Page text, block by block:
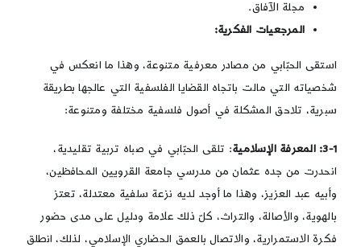
مجلة الآفاق.
المرجعيات الفكرية:
استقى الحبّابي من مصادر معرفية متنوعة، وهذا ما انعكس في
شخصياته التي مالت باتجاه القضايا الفلسفية التي عالجها بطريقة
سبرية، تلاحق المشكلة في أصول فلسفية مختلفة ومتنوعة:
3-1: المعرفة الإسلامية
: تلقى الحبّابي في صباه تربية تقليدية،
انحدرت من جده عثمان من مدرسي جامعة القرويين المحافظين،
وأبيه عبد العزيز، وهذا ما أوجد لديه نزعة سلفية معتدلة، تعتز
بالهوية، والأصالة، والتراث، كلّ ذلك علامة ودليل على مدى حضور
فكرة الاستمرارية، والاتصال بالعمق الحضاري الإسلامي، لذلك، انطلق